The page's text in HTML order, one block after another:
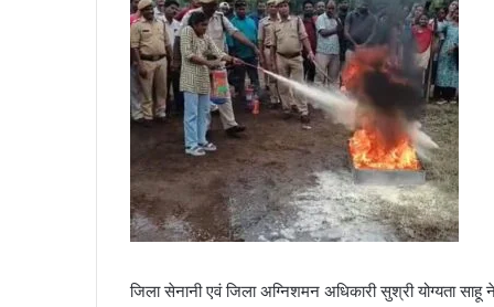
जिला सेनानी एवं जिला अग्निशमन अधिकारी सुश्री योग्यता साहू